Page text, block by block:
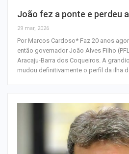
João fez a ponte e perdeu
29 mar, 2026
Por Marcos Cardoso* Faz 20 anos
então governador João Alves Filho
Aracaju-Barra dos Coqueiros. A
mudou definitivamente o perfil da ilha